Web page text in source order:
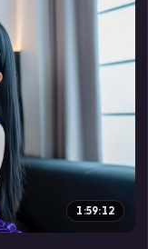
1:59:12